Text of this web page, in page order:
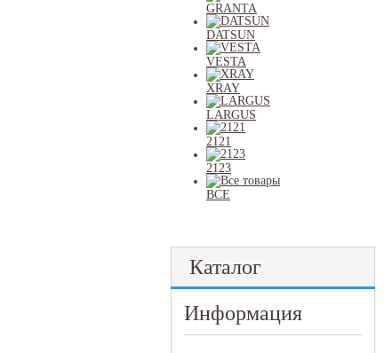
GRANTA
DATSUN
VESTA
XRAY
LARGUS
2121
2123
ВСЕ
Каталог
Информация